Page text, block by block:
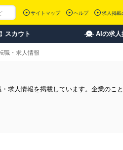
サイトマップ ヘルプ 求人掲載
スカウト AIの求人
職・求人情報
求人情報を掲載しています。企業のこ